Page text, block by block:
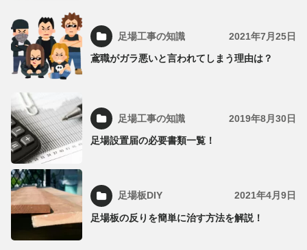
足場工事の知識 2021年7月25日
鳶職がガラ悪いと言われてしまう理由は？
足場工事の知識 2019年8月30日
足場設置届の必要書類一覧！
足場板DIY 2021年4月9日
足場板の反りを簡単に治す方法を解説！